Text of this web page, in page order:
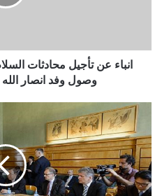
لعدم
وصول
وصالح
إلى
الكويت.
انباء عن تأجيل محادثات
وصول وفد انصار
سبب
تأجيل
محادثات
السلام
بين
الاطراف